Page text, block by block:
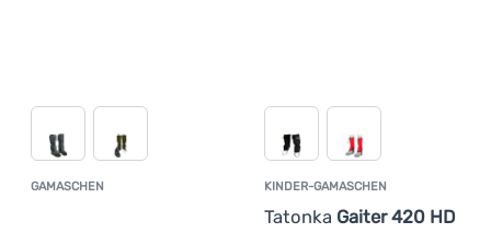
GAMASCHEN KundenbewertungKINDER-GAMASCHEN
Tatonka Gaiter 420 HD